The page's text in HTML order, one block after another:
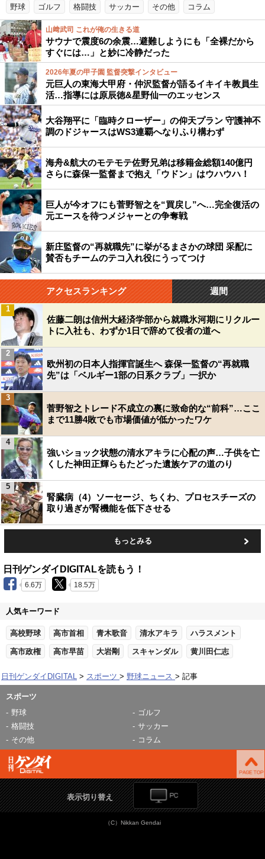
野球 ゴルフ 格闘技 サッカー その他 コラム
山﨑武司 これが俺の生きる道
サウナで震度6の余震…避難しようにも「全裸だから
すぐには…」と妙に冷静だった
2026年夏の甲子園 監督突撃インタビュー
元巨人の東海大甲府・仲沢監督が語るイキイキ教員生
活…指導には原辰徳&星野仙一のエッセンス
大谷翔平に「臨時クローザー」の仰天プラン 守護神不
調のドジャースはWS3連覇へなりふり構わず
海舟&航大のモテモテ佐野兄弟は移籍金総額140億円
さらに森保一監督まで抱え「ウドン」はウハウハ！
巨人が今オフにも菅野智之を“買戻し”へ…完全復活の
元エースを待つメジャーとの争奪戦
新庄監督の“再就職先”に挙がるまさかの球団 采配に
賛否もチームのテコ入れ役にうってつけ
アクセスランキング 週間
佐藤二朗は信州大経済学部から就職氷河期にリクルー
トに入社も、わずか1日で辞めて役者の道へ
1
欧州初の日本人指揮官誕生へ 森保一監督の“再就職
先”は「ベルギー1部の日系クラブ」一択か
2
菅野智之トレード不成立の裏に致命的な“前科”…ここ
まで11勝4敗でも市場価値が低かったワケ
3
強いショック状態の清水アキラに心配の声…子供を亡
くした神田正輝らもたどった遺族ケアの道のり
4
腎臓病（4）ソーセージ、ちくわ、プロセスチーズの
取り過ぎが腎機能を低下させる
5
もっとみる
日刊ゲンダイDIGITALを読もう！
6.6万 18.5万
人気キーワード
高校野球 高市首相 青木歌音 清水アキラ ハラスメント
高市政権 高市早苗 大岩剛 スキャンダル 黄川田仁志
日刊ゲンダイDIGITAL スポーツ 野球ニュース 記事
スポーツ
野球
ゴルフ
格闘技
サッカー
その他
コラム
表示切り替え
（C）Nikkan Gendai